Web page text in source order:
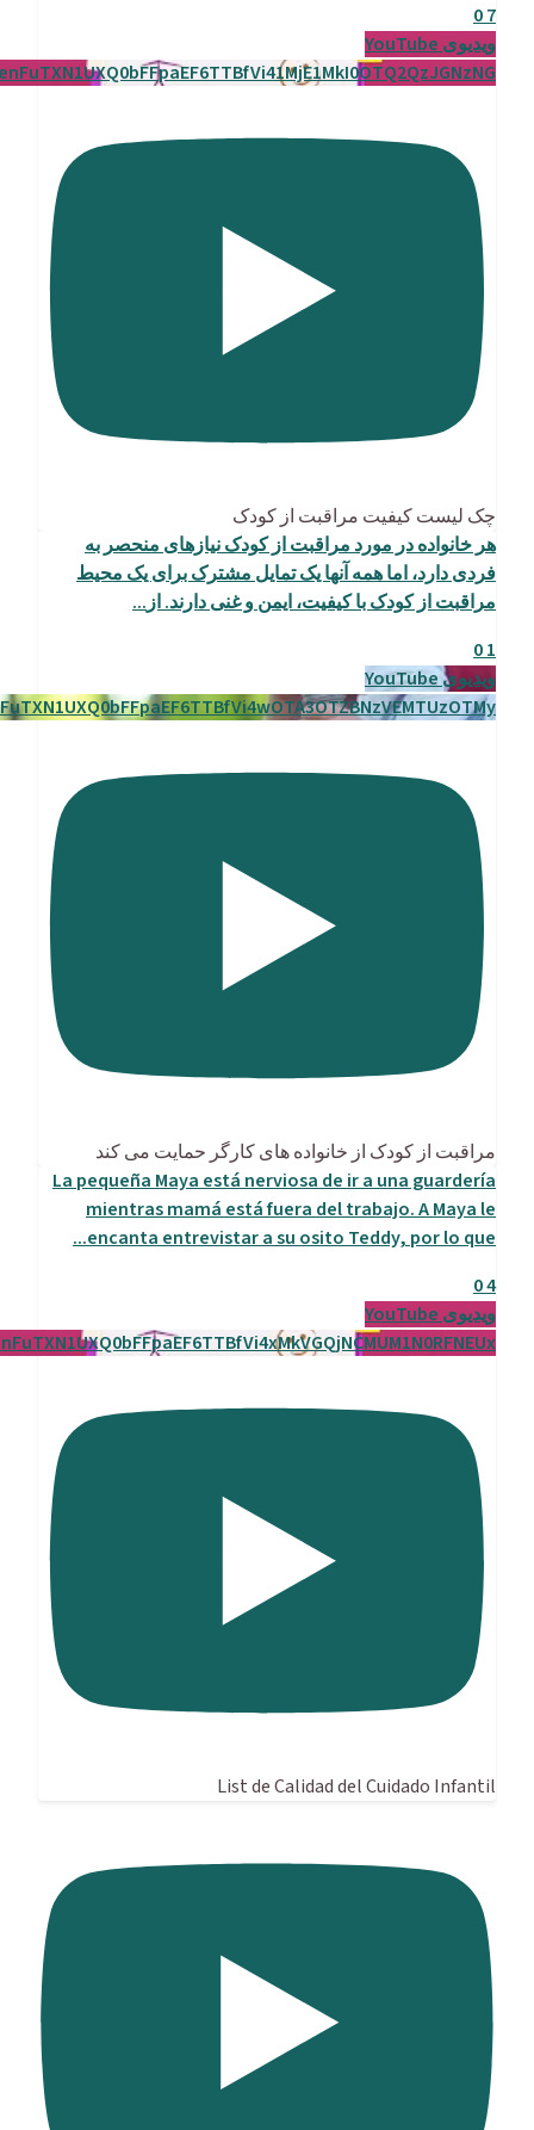
7
0
ویدیوی YouTube
چک لیست کیفیت مراقبت از کودک
هر خانواده در مورد مراقبت از کودک نیازهای منحصر به
فردی دارد، اما همه آنها یک تمایل مشترک برای یک محیط
مراقبت از کودک با کیفیت، ایمن و غنی دارند. از...
1
0
ویدیوی YouTube
مراقبت از کودک از خانواده های کارگر حمایت می کند
La pequeña Maya está nerviosa de ir a una guardería
mientras mamá está fuera del trabajo. A Maya le
encanta entrevistar a su osito Teddy, por lo que
...
4
0
ویدیوی YouTube
List de Calidad del Cuidado Infantil